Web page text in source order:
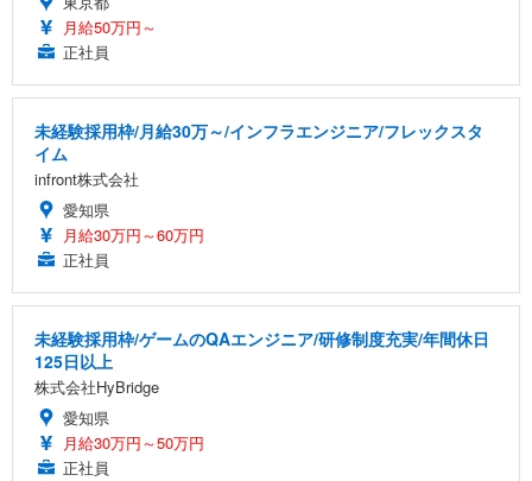
月給50万円～
正社員
未経験採用枠/月給30万～/インフラエンジニア/フレックスタ
イム
infront株式会社
愛知県
月給30万円～60万円
正社員
未経験採用枠/ゲームのQAエンジニア/研修制度充実/年間休日
125日以上
株式会社HyBridge
愛知県
月給30万円～50万円
正社員